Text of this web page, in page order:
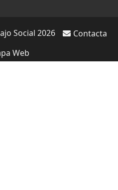
Social 2026
Contacta
Web